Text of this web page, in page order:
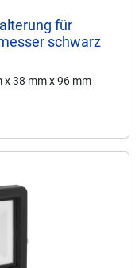
für
schwarz
x 38 mm x 96 mm